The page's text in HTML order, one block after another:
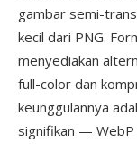
gambar semi-
kecil dari PNG.
menyediakan
full-color dan
keunggulannya
signifikan — WebP